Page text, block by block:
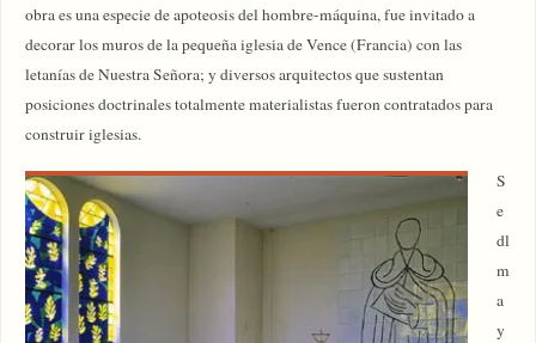
obra es una especie de apoteosis del hombre-máquina, fue invitado a
decorar los muros de la pequeña iglesia de Vence (Francia) con las
letanías de Nuestra Señora; y diversos arquitectos que sustentan
posiciones doctrinales totalmente materialistas fueron contratados para
construir iglesias.
S
e
dl
m
a
y